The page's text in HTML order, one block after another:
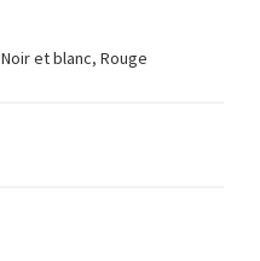
Noir et blanc, Rouge